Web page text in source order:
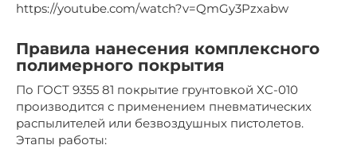
https://youtube.com/watch?v=QmGy3Pzxabw
Правила нанесения комплексного
полимерного покрытия
По ГОСТ 9355 81 покрытие грунтовкой ХС-010
производится с применением пневматических
распылителей или безвоздушных пистолетов.
Этапы работы: